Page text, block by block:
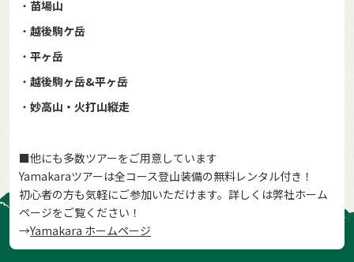
・ 苗場山
・ 越後駒ケ岳
・ 平ヶ岳
・ 越後駒ヶ岳&平ヶ岳
・ 妙高山・火打山縦走
■他にも多数ツアーをご用意しています
Yamakaraツアーは全コース登山装備の無料レンタル付き！
初心者の方も気軽にご参加いただけます。詳しくは弊社ホーム
ページをご覧ください！
→Yamakara ホームページ